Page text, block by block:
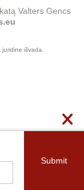
Valters Gencs
išvada.
Submit